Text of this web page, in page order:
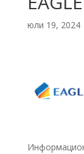
юли 19, 2024